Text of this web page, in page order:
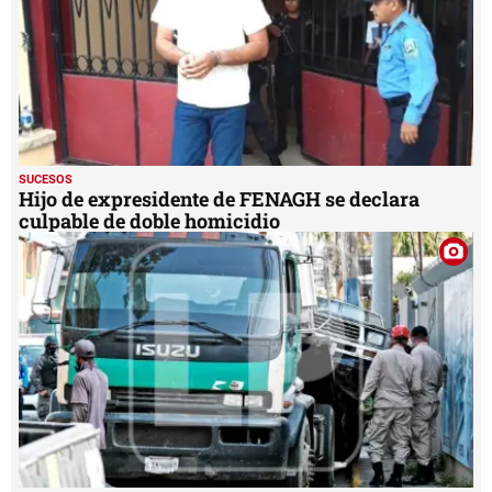
SUCESOS
Hijo de expresidente de FENAGH se declara
culpable de doble homicidio